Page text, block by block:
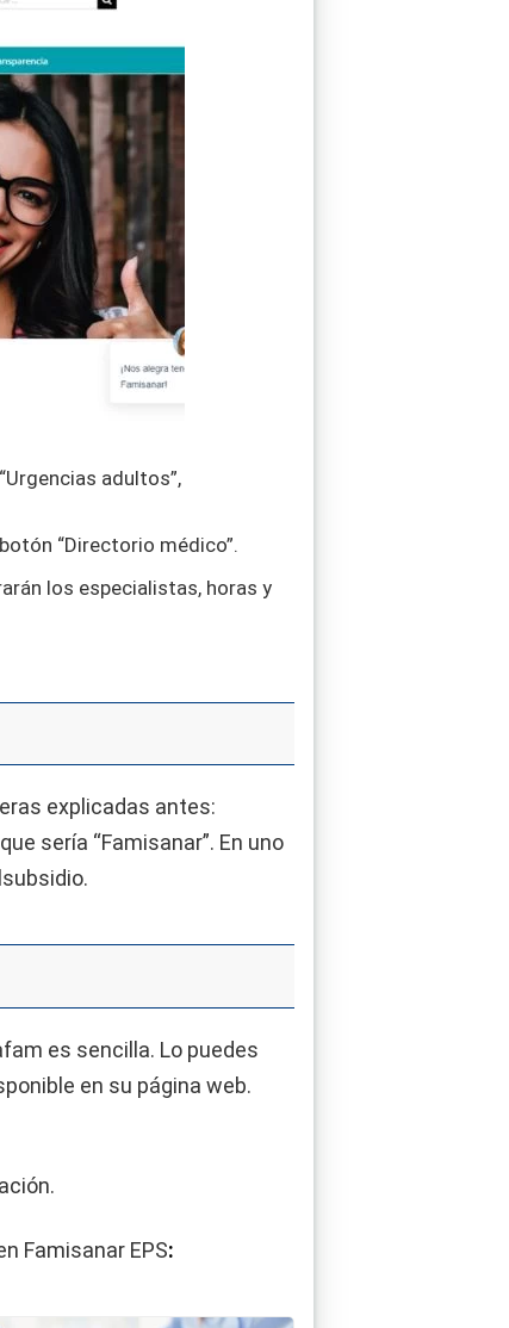
adultos”,
“Directorio médico”.
los especialistas, horas y
explicadas antes:
sería “Famisanar”. En uno
es sencilla. Lo puedes
en su página web.
Famisanar EPS: